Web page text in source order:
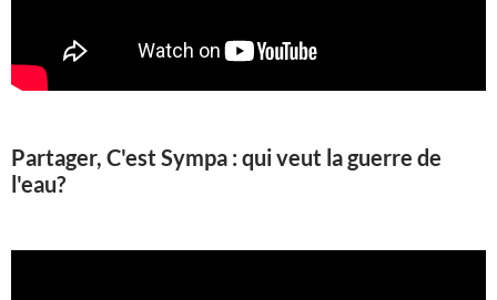
Partager, C'est Sympa : qui veut la guerre de
l'eau?